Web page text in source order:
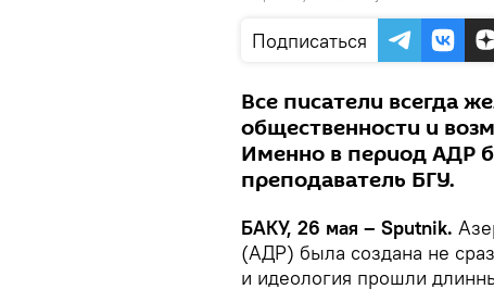
Подписаться
Все писатели всегда
общественности и
Именно в период АДР
преподаватель БГУ.
БАКУ, 26 мая – Sputnik.
(АДР) была создана не
и идеология прошли